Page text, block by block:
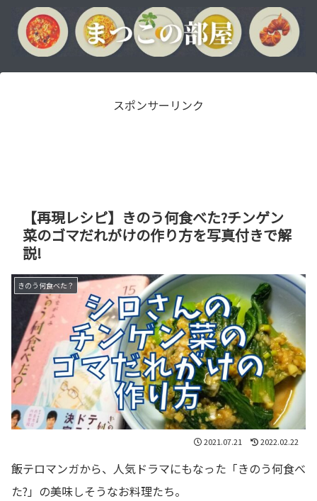
スポンサーリンク
【再現レシピ】きのう何食べた?チンゲン
菜のゴマだれがけの作り方を写真付きで解
説!
きのう何食べた？
2021.07.21 2022.02.22
飯テロマンガから、人気ドラマにもなった「きのう何食べ
た?」の美味しそうなお料理たち。